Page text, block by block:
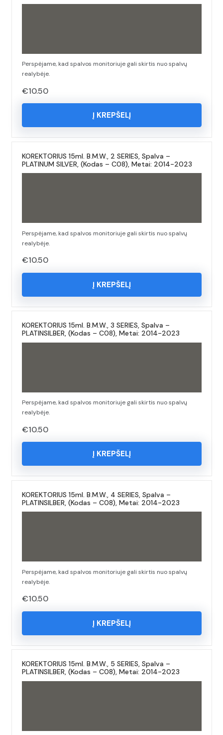
Perspėjame, kad spalvos monitoriuje gali skirtis nuo spalvų
realybėje.
€10.50
Į KREPŠELĮ
KOREKTORIUS 15ml. B.M.W., 2 SERIES, Spalva –
PLATINUM SILVER, (Kodas – C08), Metai: 2014-2023
Perspėjame, kad spalvos monitoriuje gali skirtis nuo spalvų
realybėje.
€10.50
Į KREPŠELĮ
KOREKTORIUS 15ml. B.M.W., 3 SERIES, Spalva –
PLATINSILBER, (Kodas – C08), Metai: 2014-2023
Perspėjame, kad spalvos monitoriuje gali skirtis nuo spalvų
realybėje.
€10.50
Į KREPŠELĮ
KOREKTORIUS 15ml. B.M.W., 4 SERIES, Spalva –
PLATINSILBER, (Kodas – C08), Metai: 2014-2023
Perspėjame, kad spalvos monitoriuje gali skirtis nuo spalvų
realybėje.
€10.50
Į KREPŠELĮ
KOREKTORIUS 15ml. B.M.W., 5 SERIES, Spalva –
PLATINSILBER, (Kodas – C08), Metai: 2014-2023